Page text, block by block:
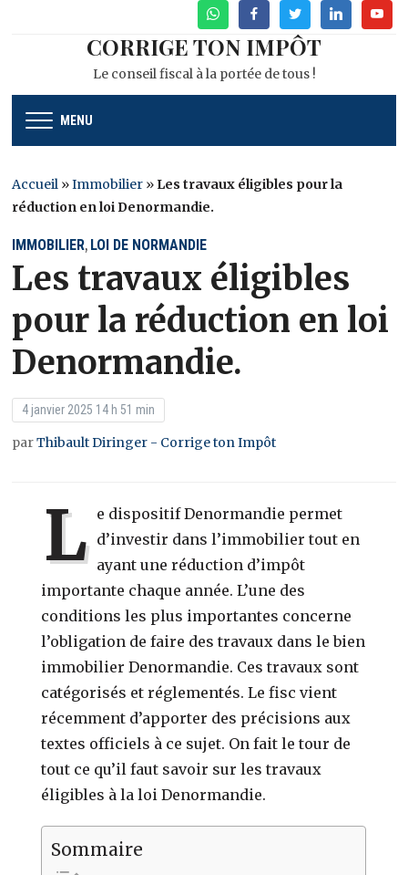
WhatsAppFacebookTwitterLinkedin
CORRIGE TON IMPÔT
Le conseil fiscal à la portée de tous !
MENU
Accueil »Immobilier » Les travaux éligibles pour la
réduction en loi Denormandie.
IMMOBILIER, LOI DE NORMANDIE
Les travaux éligibles
pour la réduction en loi
Denormandie.
4 janvier 2025 14 h 51 min
parThibault Diringer - Corrige ton Impôt
L e dispositif Denormandie permet
d’investir dans l’immobilier tout en
ayant une réduction d’impôt
importante chaque année. L’une des
conditions les plus importantes concerne
l’obligation de faire des travaux dans le bien
immobilier Denormandie. Ces travaux sont
catégorisés et réglementés. Le fisc vient
récemment d’apporter des précisions aux
textes officiels à ce sujet. On fait le tour de
tout ce qu’il faut savoir sur les travaux
éligibles à la loi Denormandie.
Sommaire